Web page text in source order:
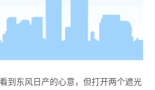
到东风日产的心意，但打开两个遮光